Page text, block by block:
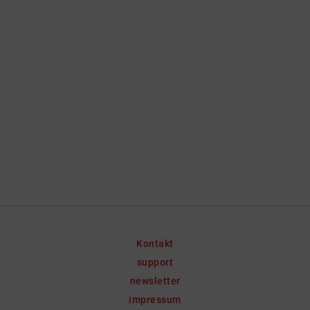
Kontakt
support
newsletter
impressum